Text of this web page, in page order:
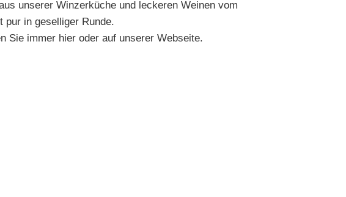
unserer Winzerküche und leckeren Weinen vom
pur in geselliger Runde.
Sie immer hier oder auf unserer Webseite.